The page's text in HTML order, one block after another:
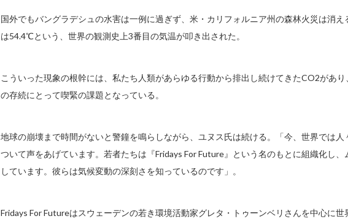
国外でもバングラデシュの水害は一例に過ぎず、米・カリフォルニア州の森林火災は消
は54.4℃という、世界の観測史上3番目の気温が叩き出された。
こういった現象の根幹には、私たち人類があらゆる行動から排出し続けてきたCO2があ
の存続にとって喫緊の課題となっている。
地球の崩壊まで時間がないと警鐘を鳴らしながら、ユヌス氏は続ける。「今、世界では人
ついて声をあげています。若者たちは『Fridays For Future』という名のもとに組織化し
しています。彼らは気候変動の深刻さを知っているのです」。
Fridays For Futureはスウェーデンの若き環境活動家グレタ・トゥーンベリさんを中心に